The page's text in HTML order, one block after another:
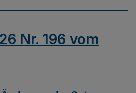
Nr. 196 vom